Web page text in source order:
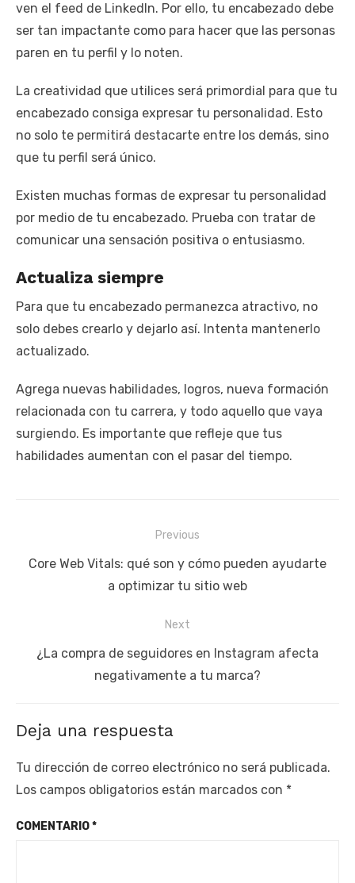
ven el feed de LinkedIn. Por ello, tu encabezado debe
ser tan impactante como para hacer que las personas
paren en tu perfil y lo noten.
La creatividad que utilices será primordial para que tu
encabezado consiga expresar tu personalidad. Esto
no solo te permitirá destacarte entre los demás, sino
que tu perfil será único.
Existen muchas formas de expresar tu personalidad
por medio de tu encabezado. Prueba con tratar de
comunicar una sensación positiva o entusiasmo.
Actualiza siempre
Para que tu encabezado permanezca atractivo, no
solo debes crearlo y dejarlo así. Intenta mantenerlo
actualizado.
Agrega nuevas habilidades, logros, nueva formación
relacionada con tu carrera, y todo aquello que vaya
surgiendo. Es importante que refleje que tus
habilidades aumentan con el pasar del tiempo.
de
Previous
Previous
Core Web Vitals: qué son y cómo pueden ayudarte
a optimizar tu sitio web
Next
Next
¿La compra de seguidores en Instagram afecta
negativamente a tu marca?
Deja una respuesta
Tu dirección de correo electrónico no será publicada.
Los campos obligatorios están marcados con *
COMENTARIO*